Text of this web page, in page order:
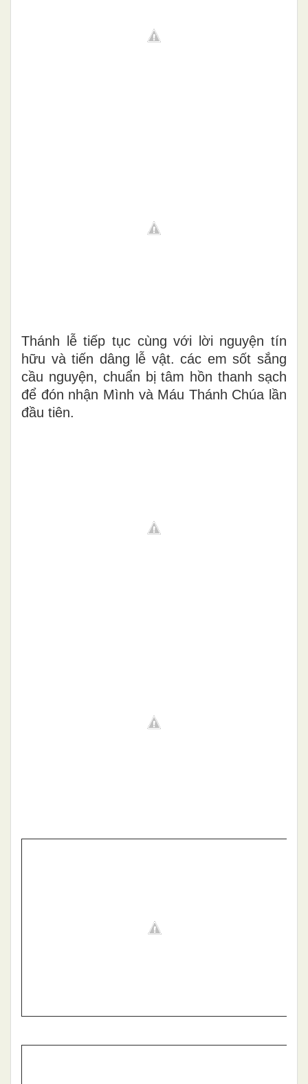
Thánh lễ tiếp tục cùng với lời nguyện tín
hữu và tiến dâng lễ vật. các em sốt sắng
cầu nguyện, chuẩn bị tâm hồn thanh sạch
để đón nhận Mình và Máu Thánh Chúa lần
đầu tiên.